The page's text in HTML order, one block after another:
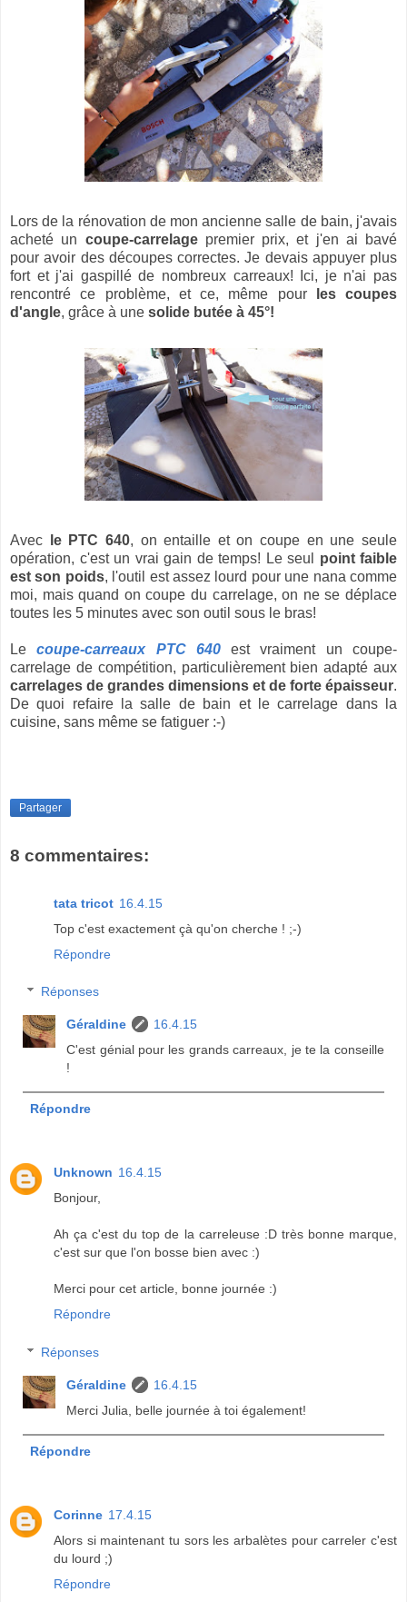
Lors de la rénovation de mon ancienne salle de bain, j'avais
acheté un coupe-carrelagepremier prix, et j'en ai bavé
pour avoir des découpes correctes. Je devais appuyer plus
fort et j'ai gaspillé de nombreux carreaux! Ici, je n'ai pas
rencontré ce problème, et ce, même pour
les coupes
d'angle, grâce à une solide butée à 45°!
Avec le PTC 640, on entaille et on coupe en une seule
opération, c'est un vrai gain de temps! Le seul point faible
est son poids, l'outil est assez lourd pour une nana comme
moi, mais quand on coupe du carrelage, on ne se déplace
toutes les 5 minutes avec son outil sous le bras!
Lecoupe-carreaux PTC 640est vraiment un coupe-
carrelage de compétition, particulièrement bien adapté aux
carrelages de grandes dimensions et de forte épaisseur.
De quoi refaire la salle de bain et le carrelage dans la
cuisine, sans même se fatiguer :-)
Partager
8 commentaires:
tata tricot 16.4.15
Top c'est exactement çà qu'on cherche ! ;-)
Répondre
Réponses
Géraldine
16.4.15
C'est génial pour les grands carreaux, je te la conseille
!
Répondre
Unknown 16.4.15
Bonjour,
Ah ça c'est du top de la carreleuse :D très bonne marque,
c'est sur que l'on bosse bien avec :)
Merci pour cet article, bonne journée :)
Répondre
Réponses
Géraldine
16.4.15
Merci Julia, belle journée à toi également!
Répondre
Corinne 17.4.15
Alors si maintenant tu sors les arbalètes pour carreler c'est
du lourd ;)
Répondre